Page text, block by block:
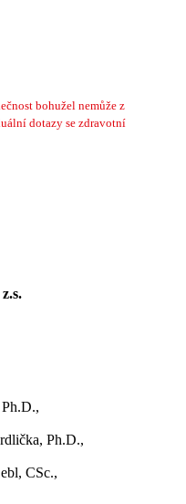
bohužel nemůže z
dotazy se zdravotní
Ph.D.,
CSc.,